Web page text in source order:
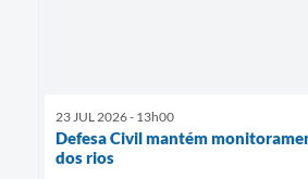
23 JUL 2026 - 13h00
Defesa Civil mantém
dos rios